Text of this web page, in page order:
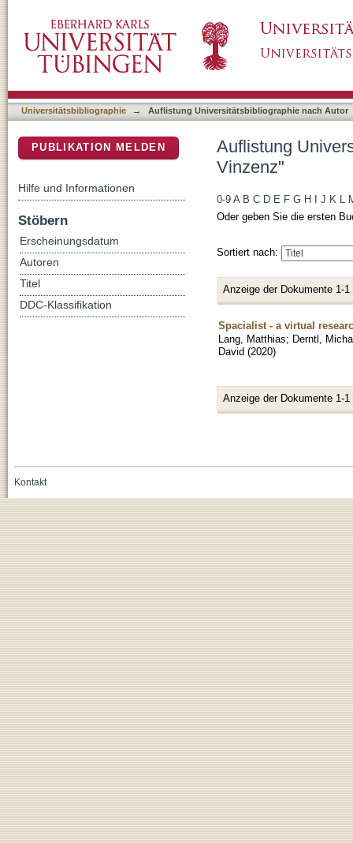
Universitätsbibliographie → Auflistung Universitätsbibliographie nach Autor
Auflistung
Vinzenz"
0-9 A B C D E F G H J K L
Oder geben Sie die ersten
Sortiert nach:
Anzeige der Dokumente 1-1
Spacialist - a virtual
Lang, Matthias; Derntl,
David (2020)
Anzeige der Dokumente 1-1
PUBLIKATION MELDEN
Hilfe und Informationen
Stöbern
Erscheinungsdatum
Autoren
Titel
DDC-Klassifikation
Kontakt